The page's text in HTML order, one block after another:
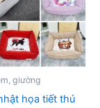
giường
họa tiết thú